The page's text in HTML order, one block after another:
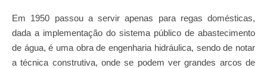
Em 1950 passou a servir apenas para regas domésticas,
dada a implementação do sistema público de abastecimento
de água, é uma obra de engenharia hidráulica, sendo de notar
a técnica construtiva, onde se podem ver grandes arcos de